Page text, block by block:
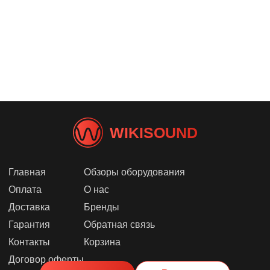
WIKISOUND
Главная
Оплата
Доставка
Гарантия
Контакты
Договор оферты
Обзоры оборудования
О нас
Бренды
Обратная связь
Корзина